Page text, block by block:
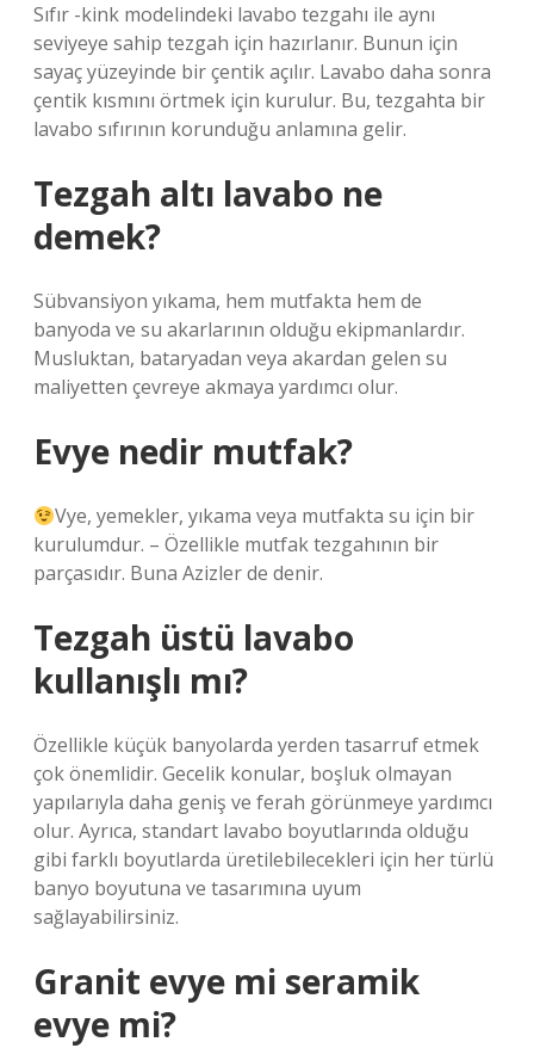
Sıfır -kink modelindeki lavabo tezgahı ile aynı
seviyeye sahip tezgah için hazırlanır. Bunun için
sayaç yüzeyinde bir çentik açılır. Lavabo daha sonra
çentik kısmını örtmek için kurulur. Bu, tezgahta bir
lavabo sıfırının korunduğu anlamına gelir.
Tezgah altı lavabo ne
demek?
Sübvansiyon yıkama, hem mutfakta hem de
banyoda ve su akarlarının olduğu ekipmanlardır.
Musluktan, bataryadan veya akardan gelen su
maliyetten çevreye akmaya yardımcı olur.
Evye nedir mutfak?
Vye, yemekler, yıkama veya mutfakta su için bir
kurulumdur. – Özellikle mutfak tezgahının bir
parçasıdır. Buna Azizler de denir.
Tezgah üstü lavabo
kullanışlı mı?
Özellikle küçük banyolarda yerden tasarruf etmek
çok önemlidir. Gecelik konular, boşluk olmayan
yapılarıyla daha geniş ve ferah görünmeye yardımcı
olur. Ayrıca, standart lavabo boyutlarında olduğu
gibi farklı boyutlarda üretilebilecekleri için her türlü
banyo boyutuna ve tasarımına uyum
sağlayabilirsiniz.
Granit evye mi seramik
evye mi?